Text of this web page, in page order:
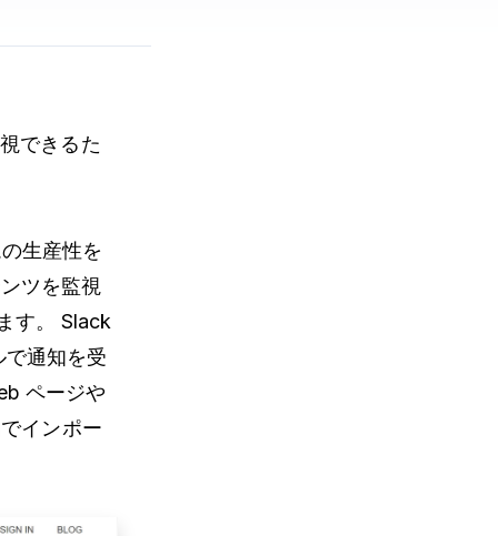
できるた
生産性を
ツを監視
す。 Slack
通知を受
ページや
インポー